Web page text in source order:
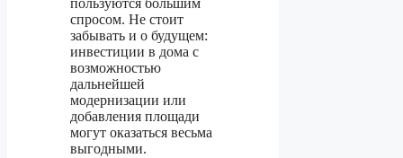
пользуются большим
спросом. Не стоит
забывать и о будущем:
инвестиции в дома с
возможностью
дальнейшей
модернизации или
добавления площади
могут оказаться весьма
выгодными.